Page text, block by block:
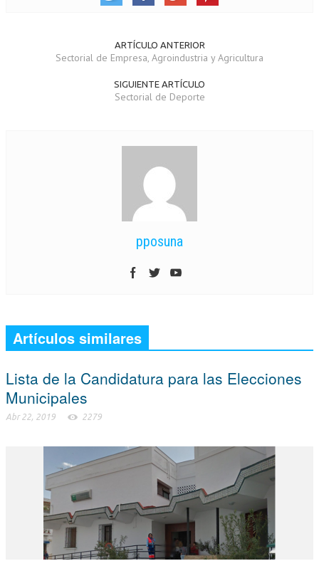
ARTÍCULO ANTERIOR
Sectorial de Empresa, Agroindustria y Agricultura
SIGUIENTE ARTÍCULO
Sectorial de Deporte
pposuna
Artículos similares
Lista de la Candidatura para las Elecciones
Municipales
Abr 22, 2019 2279